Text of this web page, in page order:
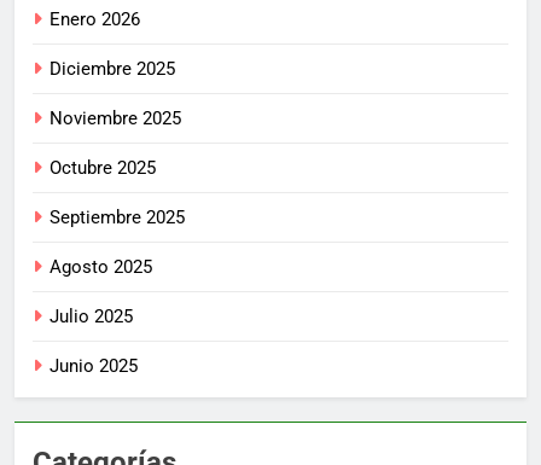
Enero 2026
Diciembre 2025
Noviembre 2025
Octubre 2025
Septiembre 2025
Agosto 2025
Julio 2025
Junio 2025